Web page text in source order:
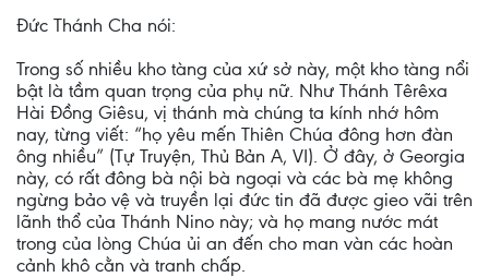
Đức Thánh Cha nói:
Trong số nhiều kho tàng của xứ sở này, một kho tàng nổi
bật là tầm quan trọng của phụ nữ. Như Thánh Têrêxa
Hài Đồng Giêsu, vị thánh mà chúng ta kính nhớ hôm
nay, từng viết: “họ yêu mến Thiên Chúa đông hơn đàn
ông nhiều” (Tự Truyện, Thủ Bản A, VI). Ở đây, ở Georgia
này, có rất đông bà nội bà ngoại và các bà mẹ không
ngừng bảo vệ và truyền lại đức tin đã được gieo vãi trên
lãnh thổ của Thánh Nino này; và họ mang nước mát
trong của lòng Chúa ủi an đến cho man vàn các hoàn
cảnh khô cằn và tranh chấp.